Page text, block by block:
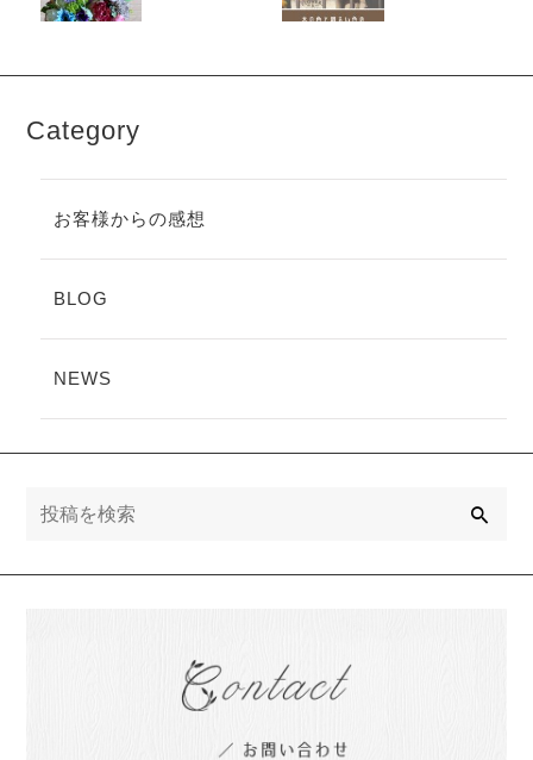
Category
お客様からの感想
BLOG
NEWS